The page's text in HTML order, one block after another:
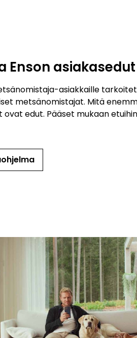
Enson
asiakkaille
metsänomistajat. Mitä
ovat edut. Pääset mukaan